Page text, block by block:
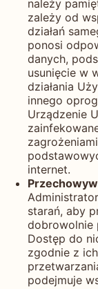
należy
zależy od
działań
ponosi
danych,
usunięcie w
działania
innego
Urządzenie
internet.
starań, aby
dobrowolnie
Dostęp do
zgodnie z
podejmuje